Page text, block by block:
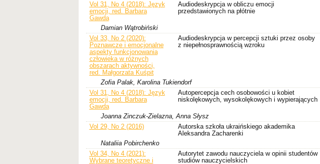
Vol 31, No 4 (2018): Język
emocji, red. Barbara
Gawda
Audiodeskrypcja w obliczu emocji
przedstawionych na płótnie
Damian Wątrobiński
Vol 33, No 2 (2020):
Poznawcze i emocjonalne
aspekty funkcjonowania
człowieka w różnych
obszarach aktywności,
red. Małgorzata Kuśpit
Audiodeskrypcja w percepcji sztuki przez osoby
z niepełnosprawnością wzroku
Zofia Palak, Karolina Tukiendorf
Vol 31, No 4 (2018): Język
emocji, red. Barbara
Gawda
Autopercepcja cech osobowości u kobiet
niskolękowych, wysokolękowych i wypierających
Joanna Zinczuk-Zielazna, Anna Słysz
Vol 29, No 2 (2016)
Autorska szkoła ukraińskiego akademika
Aleksandra Zacharenki
Nataliia Pobirchenko
Vol 34, No 4 (2021):
Wybrane teoretyczne i
Autorytet zawodu nauczyciela w opinii studentów
studiów nauczycielskich